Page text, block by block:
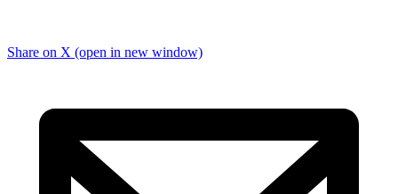
Share on X (open in new window)